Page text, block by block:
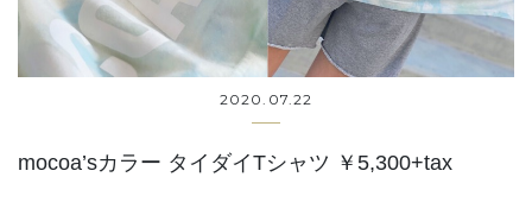
2020.07.22
mocoa’sカラー タイダイTシャツ ￥5,300+tax